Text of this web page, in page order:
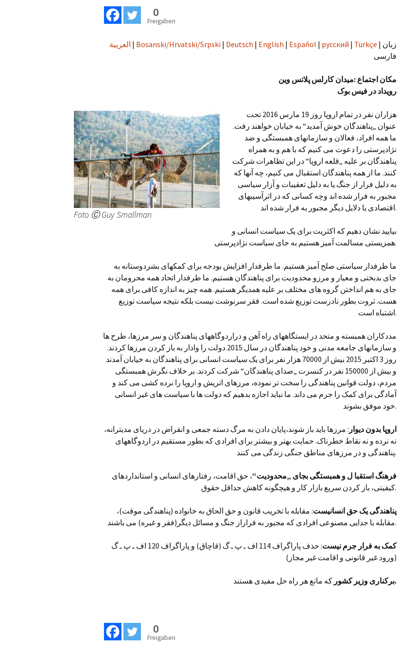
0
Freigaben
| Bosanski/Hrvatski/Srpski | Deutsch | English | Español | русский | Türkçe | زبان
فارسی
مکان اجتماع :میدان کارلس پلاتس وین
رویداد در فیس بوک
Foto Ⓒ Guy Smallman
هزاران نفر در تمام اروپا روز 19 مارس 2016 تحت
عنوان „پناهندگان خوش آمدید“ به خیابان خواهند رفت.
ما همه افراد، فعالان و سازمانهای همبستگی و ضد
نژادپرستی را دعوت می کنیم که با هم و به همراه
پناهندگان بر علیه „قلعه اروپا“ در این تظاهرات شرکت
کنند. ما از همه پناهندگان استقبال می کنیم، چه آنها که
به دلیل فرار از جنگ یا به دلیل تعقیبات و آزار سیاسی
مجبور به فرار شده اند وچه کسانی که در اثرآسیبهای
اقتصادی یا دلایل دیگر مجبور به فرار شده اند.
بیایید نشان دهیم که اکثریت برای یک سیاست انسانی و
همزیستی مسالمت آمیز هستیم به جای سیاست نژادپرستی.
ما طرفدار سیاستی صلح آمیز هستیم. ما طرفدار افزایش بودجه برای کمکهای بشردوستانه به
جای بدبختی و معیار و مرزو محدودیت برای پناهندگان هستیم. ما طرفدار اتحاد همه محرومان به
جای به هم انداختن گروه های مختلف بر علیه همدیگر هستیم. همه چیز به اندازه کافی برای همه
هست. ثروت بطور نادرست توزیع شده است. فقر سرنوشت نیست بلکه نتیجه سیاست توزیع
اشتباه است.
مددکاران همبسته و متحد در ایستگاههای راه آهن و دراردوگاههای پناهندگان و سر مرزها، طرح ها
و سازمانهای جامعه مدنی و خود پناهندگان در سال 2015 دولت را وادار به باز کردن مرزها کردند.
روز 3 اکتبر 2015 بیش از 70000 هزار نفر برای یک سیاست انسانی برای پناهندگان به خیابان آمدند
و بیش از 150000 نفر در کنسرت „صدای پناهندگان“ شرکت کردند. بر خلاف نگرش همبستگی
مردم، دولت قوانین پناهندگی را سخت تر نموده، مرزهای اتریش و اروپا را نرده کشی می کند و
آمادگی برای کمک را جرم می داند. ما نباید اجازه بدهیم که دولت ها با سیاست های غیر انسانی
خود موفق بشوند.
اروپا بدون دیوار : مرزها باید باز شوند،پایان دادن به مرگ دسته جمعی و انقراض در دریای مدیترانه،
نه نرده و نه نقاط خطرناک. حمایت بهتر و بیشتر برای افرادی که بطور مستقیم در اردوگاههای
پناهندگی و در مرزهای مناطق جنگی زندگی می کنند.
فرهنگ استقبا ل و همبستگی بجای „محدودیت“، حق اقامت، رفتارهای انسانی و استانداردهای
کیفیتی، باز کردن سریع بازار کار و هیچگونه کاهش حداقل حقوق.
پناهندگی یک حق انسانیست: مقابله با تخریب قانون و حق الحاق به خانواده (پناهندگی موقت)،
مقابله با جدایی مصنوعی افرادی که مجبور به فراراز جنگ و مسائل دیگر(فقر و غیره) می باشند.
کمک به فرار جرم نیست
: حذف پاراگراف 114 اف ـ پ ـ گ (قاچاق) و پاراگراف 120 اف ـ پ ـ گ
(ورود غیر قانونی و اقامت غیر مجاز)
برکناری وزیر کشور که مانع هر راه حل مفیدی هستند .
0
Freigaben